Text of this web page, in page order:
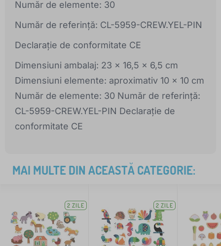
Număr de elemente: 30
Număr de referință: CL-5959-CREW.YEL-PIN
Declarație de conformitate CE
Dimensiuni ambalaj: 23 x 16,5 x 6,5 cm
Dimensiuni elemente: aproximativ 10 x 10 cm
Număr de elemente: 30 Număr de referință:
CL-5959-CREW.YEL-PIN Declarație de
conformitate CE
MAI MULTE DIN ACEASTĂ CATEGORIE:
2 ZILE 2 ZILE